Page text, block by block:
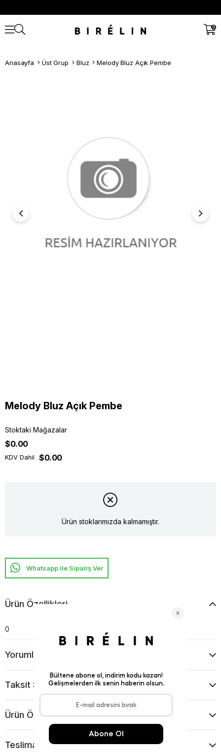
0
Anasayfa Üst Grup Bluz Melody Bluz Açık Pembe
Melody Bluz Açık Pembe
Stoktaki Mağazalar
$0.00
KDV Dahil $0.00
Ürün stoklarımızda kalmamıştır.
Whatsapp ile Sipariş Ver
Ürün Özellikleri
0
Yorumlar
Taksit Seçenekleri
Ürün Önerileri
Teslimat Ve İade Koşulları